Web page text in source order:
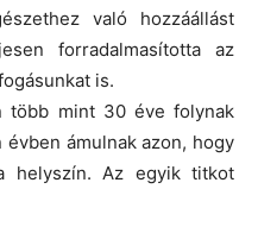
való hozzáállást
forradalmasította az
is.
több mint 30 éve folynak
ámulnak azon, hogy
helyszín. Az egyik titkot